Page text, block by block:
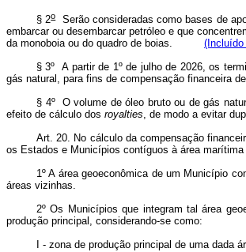
§ 2oSerão consideradas como bases de
embarcar ou desembarcar petróleo e que
da monoboia ou do quadro de boias. (Incluído
§ 3º A partir de 1º de julho de 2026, os
gás natural, para fins de compensação financeira
§ 4º O volume de óleo bruto ou de gás
efeito de cálculo dos royalties, de modo a evitar
Art. 20. No cálculo da compensação
os Estados e Municípios contíguos à área
1º A área geoeconômica de um Município
áreas vizinhas.
2º Os Municípios que integram tal área
produção principal, considerando-se como:
I - zona de produção principal de uma